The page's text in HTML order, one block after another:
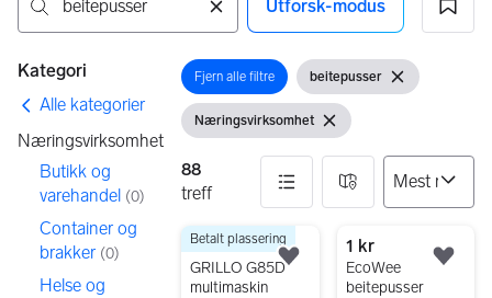
Utforsk-modus
Filtre
Kategori
Alle kategorier
Næringsvirksomhet
Butikk og
varehandel (0)
Container og
brakker (0)
Helse og
Åpne filter
Fjern alle filtre Åpne filter
beitepusser Fjern søkeord
Vis filter
Næringsvirksomhet Fjern filter
88
treff
88 resultater
34 500 kr
GRILLO G85D
multimaskin
Betalt plassering
Legg til som favoritt.
1 kr
EcoWee
beitepusser